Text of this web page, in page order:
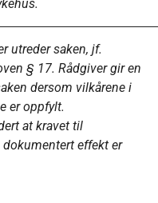
utreder saken, jf.
§ 17. Rådgiver gir en
dersom vilkårene i
er oppfylt.
at kravet til
effekt er